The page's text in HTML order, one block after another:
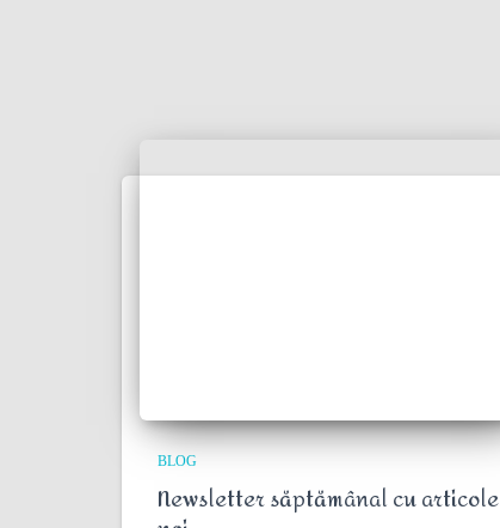
BLOG
Newsletter săptămânal cu articole